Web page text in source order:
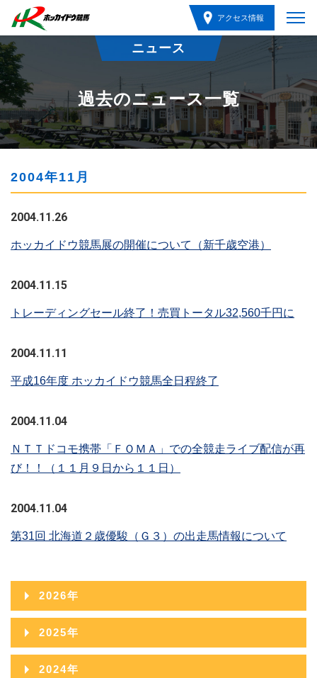
アクセス情報
ニュース
過去のニュース一覧
2004年11月
2004.11.26
ホッカイドウ競馬展の開催について（新千歳空港）
2004.11.15
トレーディングセール終了！売買トータル32,560千円に
2004.11.11
平成16年度 ホッカイドウ競馬全日程終了
2004.11.04
ＮＴＴドコモ携帯「ＦＯＭＡ」での全競走ライブ配信が再
び！！（１１月９日から１１日）
2004.11.04
第31回 北海道２歳優駿（Ｇ３）の出走馬情報について
2026年
2026年08月
2026年07月
2025年
2025年12月
2024年